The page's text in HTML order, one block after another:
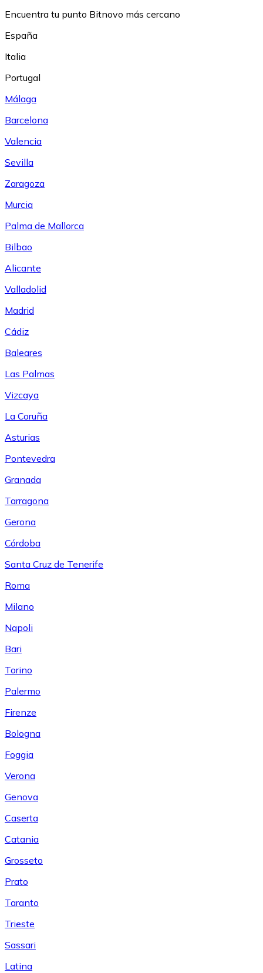
Encuentra tu punto Bitnovo más cercano
España
Italia
Portugal
Málaga
Barcelona
Valencia
Sevilla
Zaragoza
Murcia
Palma de Mallorca
Bilbao
Alicante
Valladolid
Madrid
Cádiz
Baleares
Las Palmas
Vizcaya
La Coruña
Asturias
Pontevedra
Granada
Tarragona
Gerona
Córdoba
Santa Cruz de Tenerife
Roma
Milano
Napoli
Bari
Torino
Palermo
Firenze
Bologna
Foggia
Verona
Genova
Caserta
Catania
Grosseto
Prato
Taranto
Trieste
Sassari
Latina